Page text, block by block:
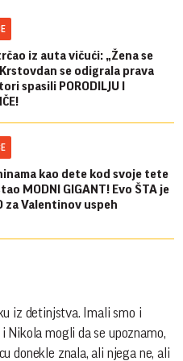
iz auta vičući: „Žena se
se odigrala prava
spasili PORODILJU I
kao dete kod svoje tete
MODNI GIGANT! Evo ŠTA je
za Valentinov uspeh
iz detinjstva. Imali smo i
Nikola mogli da se upoznamo,
donekle znala, ali njega ne, ali